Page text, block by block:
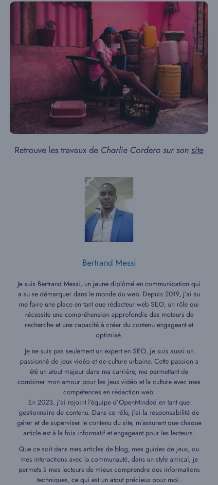
Retrouve les travaux de Charlie Cordero sur sonsite
Bertrand Messi
Je suis Bertrand Messi, un jeune diplômé en communication qui
a su se démarquer dans le monde du web. Depuis 2019, j’ai su
me faire une place en tant que rédacteur web SEO, un rôle qui
nécessite une compréhension approfondie des moteurs de
recherche et une capacité à créer du contenu engageant et
optimisé.
Je ne suis pas seulement un expert en SEO, je suis aussi un
passionné de jeux vidéo et de culture urbaine. Cette passion a
été un atout majeur dans ma carrière, me permettant de
combiner mon amour pour les jeux vidéo et la culture avec mes
compétences en rédaction web.
En 2023, j’ai rejoint l’équipe d’OpenMinded en tant que
gestionnaire de contenu. Dans ce rôle, j’ai la responsabilité de
gérer et de superviser le contenu du site, m’assurant que chaque
article est à la fois informatif et engageant pour les lecteurs.
Que ce soit dans mes articles de blog, mes guides de jeux, ou
mes interactions avec la communauté, dans un style amical, je
permets à mes lecteurs de mieux comprendre des informations
techniques, ce qui est un atout précieux pour moi.